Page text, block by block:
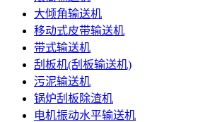
大倾角输送机
移动式皮带输送机
带式输送机
刮板机(刮板输送机)
污泥输送机
锅炉刮板除渣机
电机振动水平输送机